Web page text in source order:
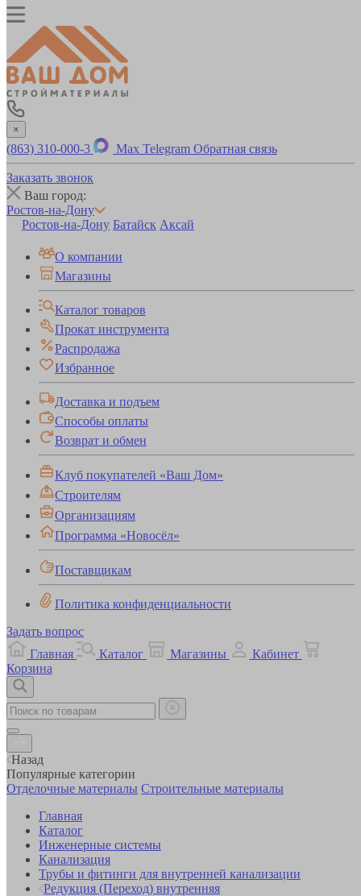
×
(863) 310-000-3 Max Telegram Обратная связь
Заказать звонок
Ваш город:
Ростов-на-Дону
Ростов-на-Дону Батайск Аксай
О компании
Магазины
Каталог товаров
Прокат инструмента
Распродажа
Избранное
Доставка и подъем
Способы оплаты
Возврат и обмен
Клуб покупателей «Ваш Дом»
Строителям
Организациям
Программа «Новосёл»
Поставщикам
Политика конфиденциальности
Задать вопрос
Главная
Каталог Магазины
Кабинет
Корзина
Назад
Популярные категории
Отделочные материалы Строительные материалы
Главная
Каталог
Инженерные системы
Канализация
Трубы и фитинги для внутренней канализации
Редукция (Переход) внутренняя